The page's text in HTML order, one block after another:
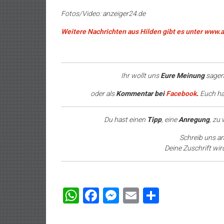
Fotos/Video: anzeiger24.de
Weitere Nachrichten aus Hilden gibt es unter
Ihr wollt unsEure Meinung
oder alsKommentar beiFacebook. Euch
Du hast einen Tipp, eineAnregung, zu
Schreib uns
Deine Zuschrift
WhatsApp
Facebook
Messenger
Email